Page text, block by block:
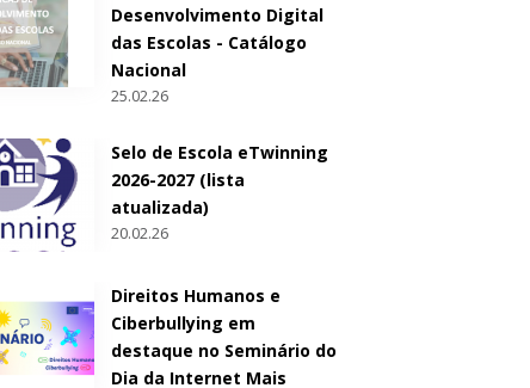
Desenvolvimento Digital
das Escolas - Catálogo
Nacional
25.02.26
Selo de Escola eTwinning
2026-2027 (lista
atualizada)
20.02.26
Direitos Humanos e
Ciberbullying em
destaque no Seminário do
Dia da Internet Mais